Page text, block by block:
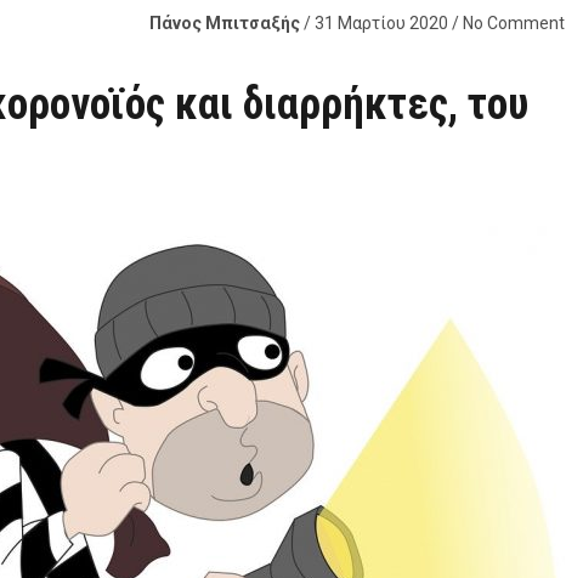
Πάνος Μπιτσαξής/ 31 Μαρτίου 2020 / No Comment
και διαρρήκτες, του